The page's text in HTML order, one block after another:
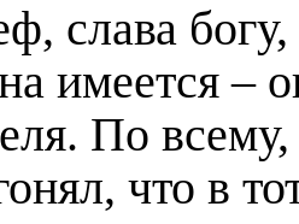
слава
имеется –
По всему,
что в